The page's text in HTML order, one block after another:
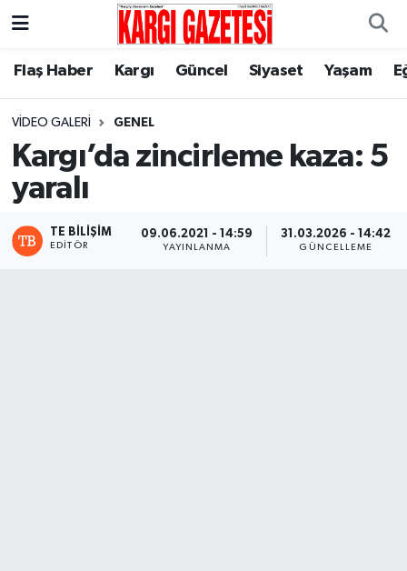
Flaş Haber Kargı Güncel Siyaset Yaşam
VIDEO GALERI GENEL
Kargı’da zincirleme kaza: 5
yaralı
TE BILIŞIM
EDITÖR
09.06.2021 - 14:59
YAYINLANMA
31.03.2026 - 14:42
GÜNCELLEME
Flaş Haber
Kargı
Güncel
Nöbetçi Eczaneler
Hava Durumu
Çorum Namaz Vakitleri
Süper Lig Puan Durumu ve Fikstür